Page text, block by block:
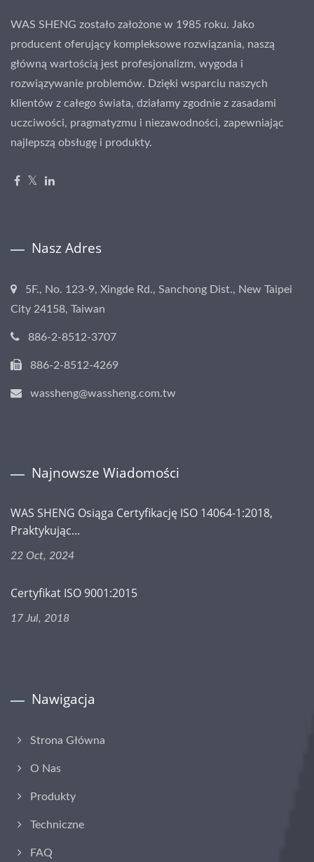
WAS SHENG zostało założone w 1985 roku. Jako
producent oferujący kompleksowe rozwiązania, naszą
główną wartością jest profesjonalizm, wygoda i
rozwiązywanie problemów. Dzięki wsparciu naszych
klientów z całego świata, działamy zgodnie z zasadami
uczciwości, pragmatyzmu i niezawodności, zapewniając
najlepszą obsługę i produkty.
Nasz Adres
5F., No. 123-9, Xingde Rd., Sanchong Dist., New Taipei
City 24158, Taiwan
886-2-8512-3707
886-2-8512-4269
wassheng@wassheng.com.tw
Najnowsze Wiadomości
WAS SHENG Osiąga Certyfikację ISO 14064-1:2018,
Praktykując...
22 Oct, 2024
Certyfikat ISO 9001:2015
17 Jul, 2018
Nawigacja
Strona Główna
O Nas
Produkty
Techniczne
FAQ